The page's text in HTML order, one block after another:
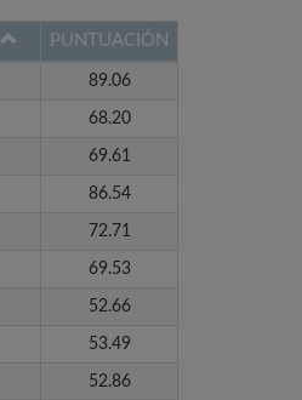
PUNTUACIÓN
89.06
68.20
69.61
86.54
72.71
69.53
52.66
53.49
52.86